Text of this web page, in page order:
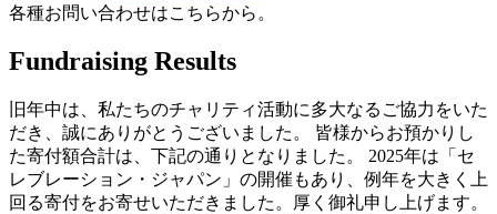
各種お問い合わせはこちらから。
Fundraising Results
旧年中は、私たちのチャリティ活動に多大なるご協力をいた
だき、誠にありがとうございました。 皆様からお預かりし
た寄付額合計は、下記の通りとなりました。 2025年は「セ
レブレーション・ジャパン」の開催もあり、例年を大きく上
回る寄付をお寄せいただきました。厚く御礼申し上げます。